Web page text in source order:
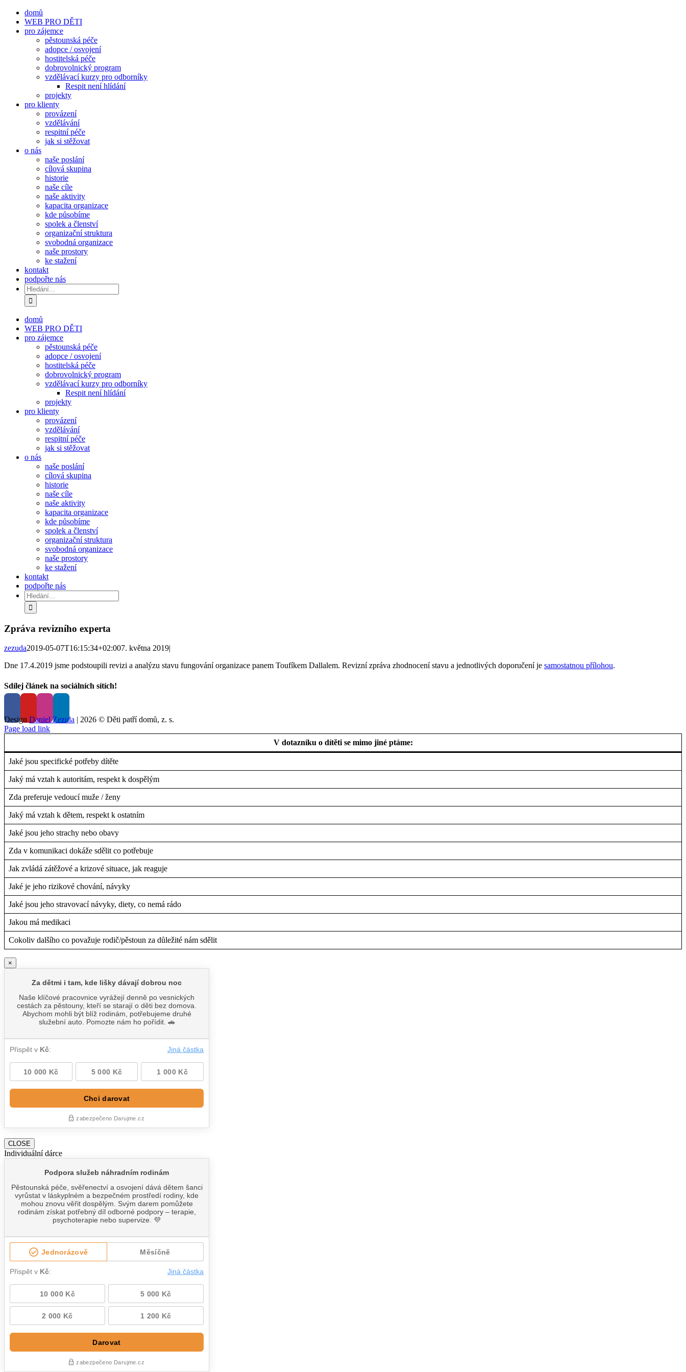
Přeskočit
obsah
domů
WEB PRO DĚTI
pro zájemce
pěstounská péče
adopce / osvojení
hostitelská péče
dobrovolnický program
vzdělávací kurzy pro odborníky
Respit není hlídání
projekty
pro klienty
provázení
vzdělávání
respitní péče
jak si stěžovat
o nás
naše poslání
cílová skupina
historie
naše cíle
naše aktivity
kapacita organizace
kde působíme
spolek a členství
organizační struktura
svobodná organizace
naše prostory
ke stažení
kontakt
podpořte nás
Hledat:
domů
WEB PRO DĚTI
pro zájemce
pěstounská péče
adopce / osvojení
hostitelská péče
dobrovolnický program
vzdělávací kurzy pro odborníky
Respit není hlídání
projekty
pro klienty
provázení
vzdělávání
respitní péče
jak si stěžovat
o nás
naše poslání
cílová skupina
historie
naše cíle
naše aktivity
kapacita organizace
kde působíme
spolek a členství
organizační struktura
svobodná organizace
naše prostory
ke stažení
kontakt
podpořte nás
Hledat:
Zpráva revizního experta
zezuda2019-05-07T16:15:34+02:007. května 2019|
Dne 17.4.2019 jsme podstoupili revizi a analýzu stavu fungování organizace panem Toufíkem Dallalem. Revizní zpráva zhodnocení stavu a jednotlivých doporučení je samostatnou přílohou.
Sdílej článek na sociálních sítích!
Design Daniel Zezula | 2026 © Děti patří domů, z. s.
Page load link
V dotazníku o dítěti se mimo jiné ptáme:
Jaké jsou specifické potřeby dítěte
Jaký má vztah k autoritám, respekt k dospělým
Zda preferuje vedoucí muže / ženy
Jaký má vztah k dětem, respekt k ostatním
Jaké jsou jeho strachy nebo obavy
Zda v komunikaci dokáže sdělit co potřebuje
Jak zvládá zátěžové a krizové situace, jak reaguje
Jaké je jeho rizikové chování, návyky
Jaké jsou jeho stravovací návyky, diety, co nemá rádo
Jakou má medikaci
Cokoliv dalšího co považuje rodič/pěstoun za důležité nám sdělit
×
CLOSE
Individuální dárce